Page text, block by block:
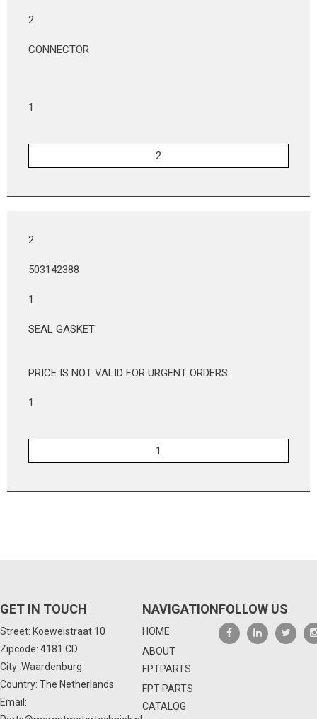
2
CONNECTOR
1
2
503142388
1
SEAL GASKET
PRICE IS NOT VALID FOR URGENT ORDERS
1
GET IN TOUCH
Street: Koeweistraat 10
Zipcode: 4181 CD
City: Waardenburg
Country: The Netherlands
Email:
NAVIGATION
HOME
ABOUT
FPTPARTS
FPT PARTS
CATALOG
FOLLOW US